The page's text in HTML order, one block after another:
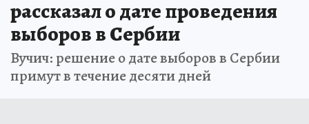
рассказал о дате проведения
выборов в Сербии
Вучич: решение о дате выборов в Сербии
примут в течение десяти дней